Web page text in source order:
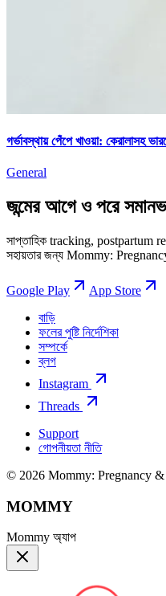
গর্ভাবস্থায় পেঁপে খাওয়া: কেরালাসহ
General
জন্মের আগে ও পরে
সাপ্তাহিক tracking, postpartum
সহায়তার জন্য Mommy:
Google Play
App Store
বাড়ি
ফলের পুষ্টি নির্দেশিকা
সম্পর্কে
ব্লগ
Instagram
Threads
Support
গোপনীয়তা নীতি
© 2026 Mommy: Pregnancy &
MOMMY
Mommy অ্যাপ